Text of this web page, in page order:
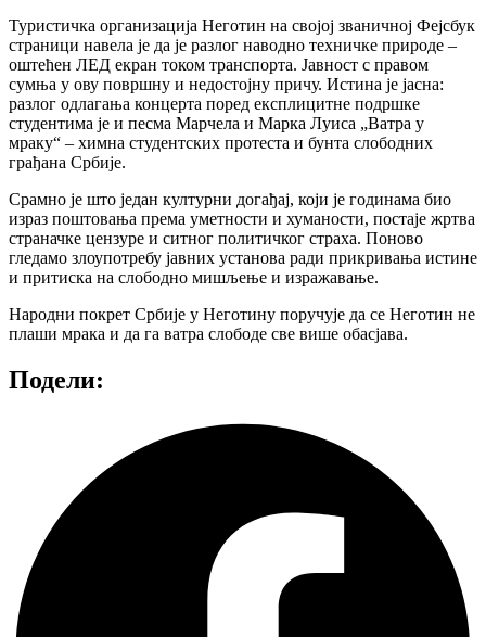
Туристичка организација Неготин на својој званичној Фејсбук
страници навела је да је разлог наводно техничке природе –
оштећен ЛЕД екран током транспорта. Јавност с правом
сумња у ову површну и недостојну причу. Истина је јасна:
разлог одлагања концерта поред експлицитне подршке
студентима је и песма Марчела и Марка Луиса „Ватра у
мраку“ – химна студентских протеста и бунта слободних
грађана Србије.
Срамно је што један културни догађај, који је годинама био
израз поштовања према уметности и хуманости, постаје жртва
страначке цензуре и ситног политичког страха. Поново
гледамо злоупотребу јавних установа ради прикривања истине
и притиска на слободно мишљење и изражавање.
Народни покрет Србије у Неготину поручује да се Неготин не
плаши мрака и да га ватра слободе све више обасјава.
Подели: